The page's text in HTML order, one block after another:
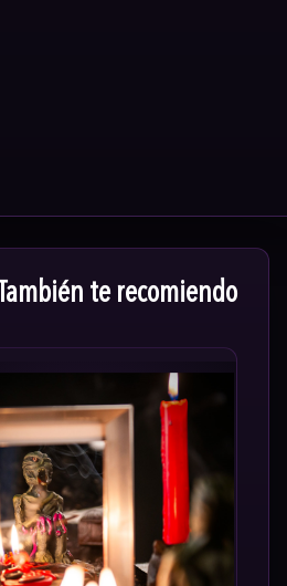
También te recomiendo